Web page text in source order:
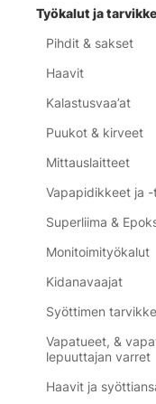
Työkalut ja
Pihdit & sakset
Haavit
Kalastusvaa’at
Puukot & kirveet
Mittauslaitteet
Vapapidikkeet ja
Superliima &
Monitoimityökalut
Kidanavaajat
Syöttimen
Vapatueet, &
lepuuttajan varret
Haavit ja